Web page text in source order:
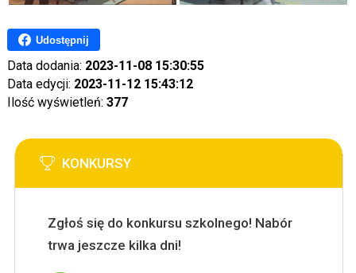
Udostępnij
Data dodania: 2023-11-08 15:30:55
Data edycji: 2023-11-12 15:43:12
Ilość wyświetleń: 377
KONKURSY
Zgłoś się do konkursu szkolnego! Nabór
trwa jeszcze kilka dni!